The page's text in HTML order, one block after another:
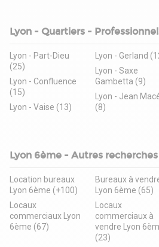
Lyon - Quartiers -
d'entreprise
Lyon - Part-Dieu
(25)
Lyon - Confluence
(15)
Lyon - Vaise (13)
Lyon - Gerland
Lyon - Saxe
Gambetta (9)
Lyon - Jean
(8)
Lyon 6ème - Autres recherches
Location bureaux
Lyon 6ème (+100)
Locaux
commerciaux Lyon
6ème (67)
Bureaux à
Lyon 6ème (65)
Locaux
commerciaux à
vendre Lyon
(23)